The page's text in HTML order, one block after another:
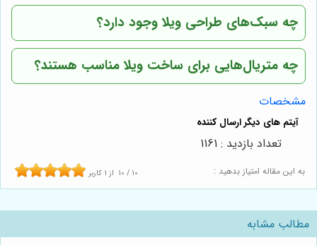
چه سبک‌های طراحی ویلا وجود دارد؟
چه متریال‌هایی برای ساخت ویلا مناسب هستند؟
مشخصات
به این مقاله امتیاز بدهید : 10 / 10 از 1 کاربر
تعداد بازدید : 1161
مطالب مشابه